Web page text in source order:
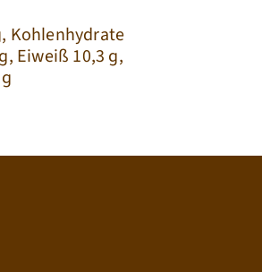
Kohlenhydrate
Eiweiß 10,3 g,